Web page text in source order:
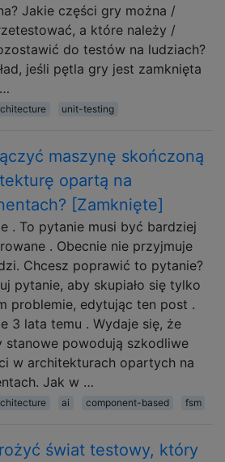
Jakie części gry można /
a które należy /
do testów na ludziach?
jeśli pętla gry jest zamknięta
unit-testing
maszynę skończoną
opartą na
[Zamknięte]
. To pytanie musi być bardziej
. Obecnie nie przyjmuje
Chcesz poprawić to pytanie?
pytanie, aby skupiało się tylko
problemie, edytując ten post .
3 lata temu . Wydaje się, że
stanowe powodują szkodliwe
w architekturach opartych na
Jak w …
ai component-based fsm
świat testowy, który